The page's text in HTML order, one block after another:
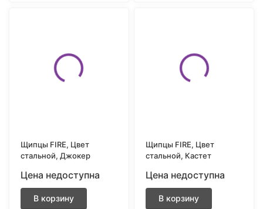
Щипцы FIRE, Цвет
стальной, Джокер
Цена недоступна
В корзину
Щипцы FIRE, Цвет
стальной, Кастет
Цена недоступна
В корзину